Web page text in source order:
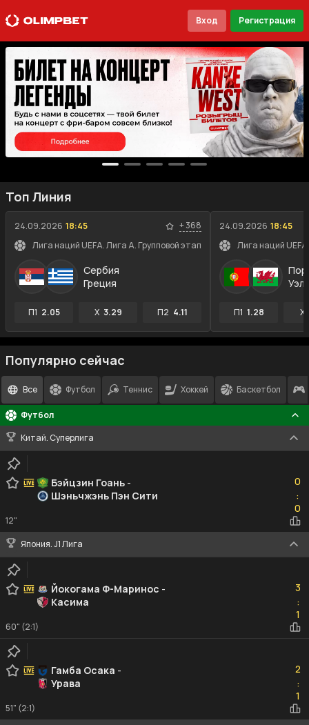
Вход Регистрация
Топ Линия
24.09.2026 18:45 +368
Лига наций UEFA. Лига A. Групповой этап
Сербия
Греция
П1 2.05 X 3.29 П2 4.11
24.09.2026 18:45
Лига наций
П1 1.28 X
Популярно сейчас
Все Футбол Теннис Хоккей Баскетбол
Футбол
Китай. Суперлига
Бэйцзин Гоань -
Шэньчжэнь Пэн Сити
0
:0
0
12"
Япония. J1 Лига
Йокогама Ф-Маринос -
Касима
3
:1
1
60" (2:1)
Гамба Осака -
Урава
2
:1
1
51" (2:1)